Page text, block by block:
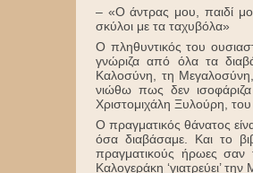
– «Ο άντρας μου, παιδί
σκύλοι με τα ταχυβόλα»
Ο πληθυντικός του
γνώριζα από όλα τα
Καλοσύνη, τη
νιώθω πως δεν
Χριστομιχάλη Ξυλούρη,
Ο πραγματικός θάνατος
όσα διαβάσαμε. Και το
πραγματικούς ήρωες σαν
Καλογεράκη ‘γιατρεύει’